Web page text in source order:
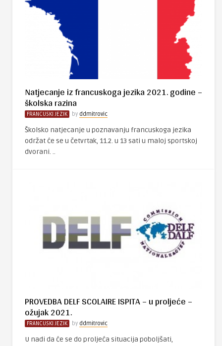
Natjecanje iz francuskoga jezika 2021. godine –
školska razina
FRANCUSKI JEZIK by ddmitrovic
Školsko natjecanje u poznavanju francuskoga jezika
održat će se u četvrtak, 11.2. u 13 sati u maloj sportskoj
dvorani. ..
PROVEDBA DELF SCOLAIRE ISPITA – u proljeće –
ožujak 2021.
FRANCUSKI JEZIK by ddmitrovic
U nadi da će se do proljeća situacija poboljšati,